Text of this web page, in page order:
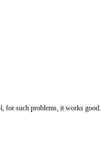
for such problems, it works good.